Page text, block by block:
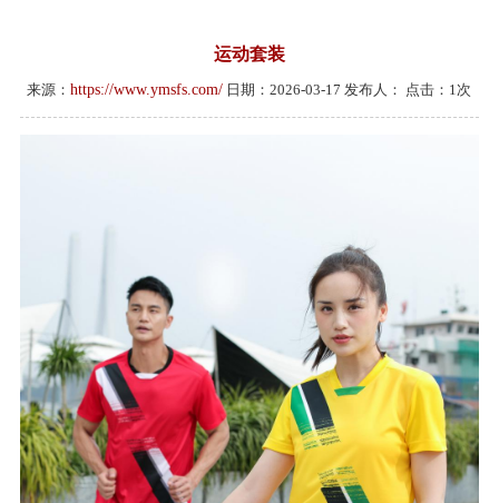
运动套装
来源：https://www.ymsfs.com/ 日期：2026-03-17 发布人： 点击： 1次